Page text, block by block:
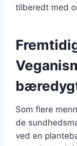
tilberedt med
Som flere
de
ved en